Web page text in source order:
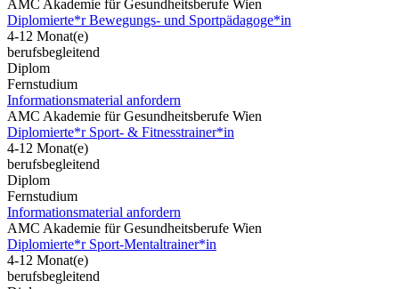
AMC Akademie für Gesundheitsberufe Wien
Diplomierte*r Bewegungs- und Sportpädagoge*in
4-12 Monat(e)
berufsbegleitend
Diplom
Fernstudium
Informationsmaterial anfordern
AMC Akademie für Gesundheitsberufe Wien
Diplomierte*r Sport- & Fitnesstrainer*in
4-12 Monat(e)
berufsbegleitend
Diplom
Fernstudium
Informationsmaterial anfordern
AMC Akademie für Gesundheitsberufe Wien
Diplomierte*r Sport-Mentaltrainer*in
4-12 Monat(e)
berufsbegleitend